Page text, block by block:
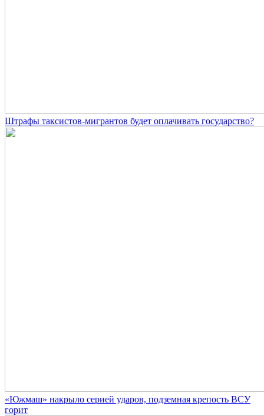
Штрафы таксистов-мигрантов будет оплачивать государство?
«Южмаш» накрыло серией ударов, подземная крепость ВСУ
горит